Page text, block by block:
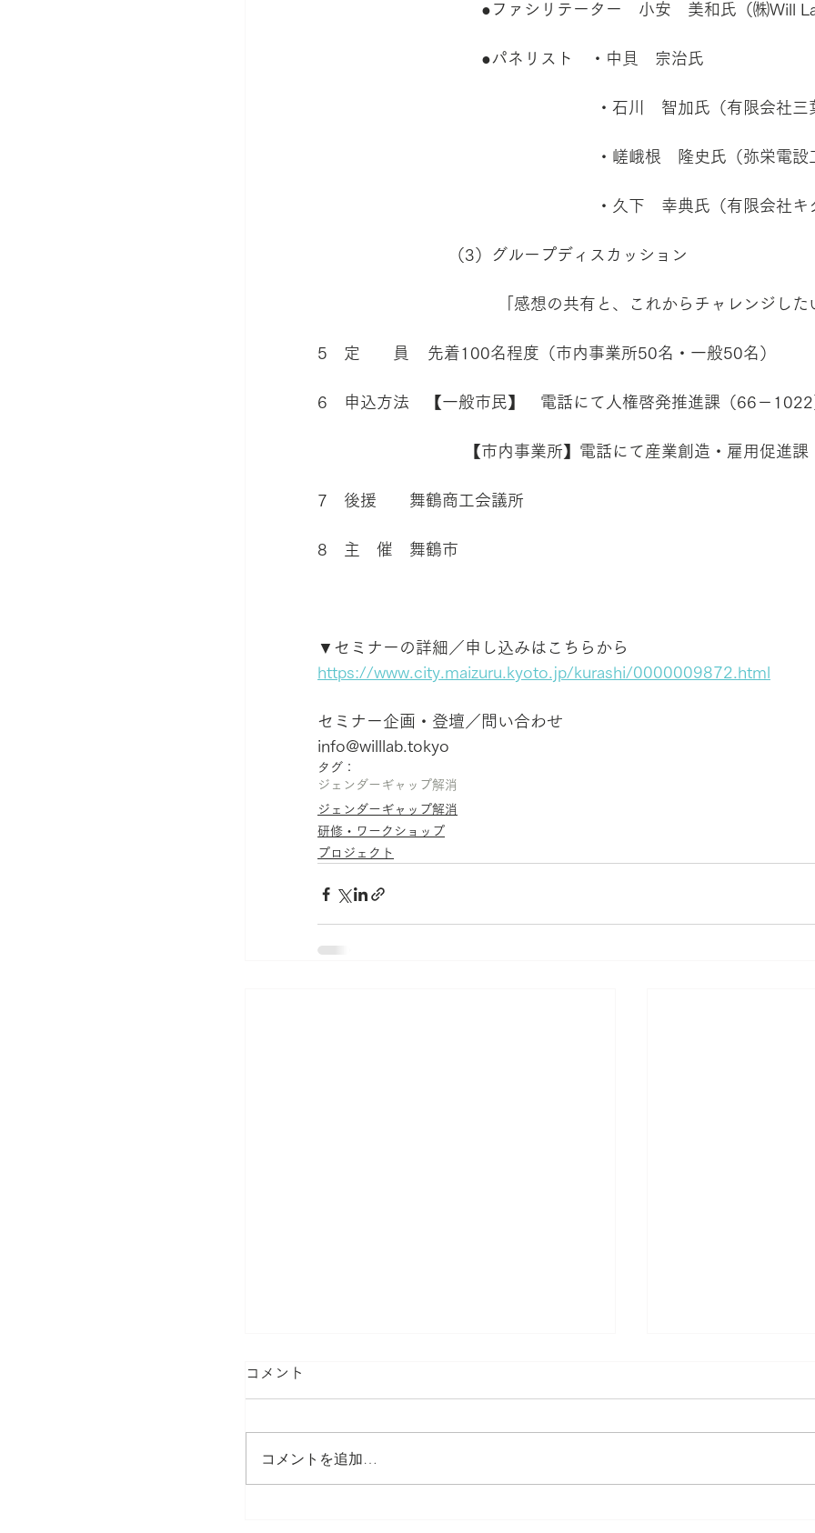
●ファシリテーター　小安　美和氏（㈱Will Lab代
●パネリスト　・中貝　宗治氏
・石川　智加氏（有限会社三葉商
・嵯峨根　隆史氏（弥栄電設工業株
・久下　幸典氏（有限会社キクヅ
（3）グループディスカッション
「感想の共有と、これからチャレンジしたいこ
5　定　　員    先着100名程度（市内事業所50名・一般50名）
6　申込方法　【一般市民】　電話にて人権啓発推進課（66－
【市内事業所】電話にて産業創造・雇用促進課（
7　後援　　舞鶴商工会議所
8　主　催　舞鶴市
▼セミナーの詳細／申し込みはこちらから
https://www.city.maizuru.kyoto.jp/kurashi/0000009872.html
セミナー企画・登壇／問い合わせ
info@willlab.tokyo
タグ：
ジェンダーギャップ解消
ジェンダーギャップ解消
研修・ワークショップ
プロジェクト
コメント
コメントを追加…